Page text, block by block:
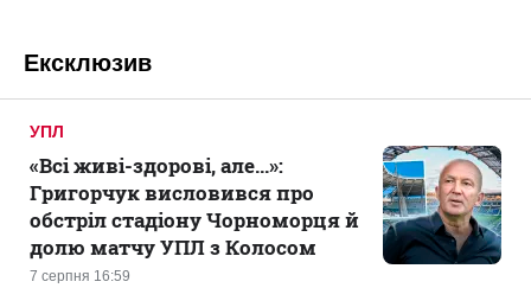
Ексклюзив
УПЛ
7 серпня 16:59
«Всі живі-здорові, але...»:
Григорчук висловився про
обстріл стадіону Чорноморця й
долю матчу УПЛ з Колосом